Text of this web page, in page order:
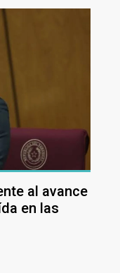
al avance
en las